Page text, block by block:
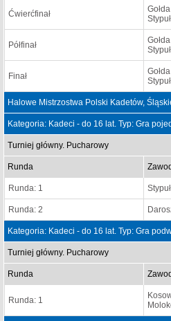
Ćwierćfinał
Półfinał
Finał
Halowe Mistrzostwa Polski Kadetów,
Kategoria: Kadeci - do 16 lat. Typ: Gra
Turniej główny. Pucharowy
Runda
Runda: 1
Runda: 2
Kategoria: Kadeci - do 16 lat. Typ: Gra
Turniej główny. Pucharowy
Runda
Runda: 1